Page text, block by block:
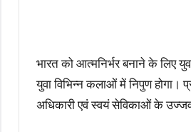
भारत को आत्मनिर्भर बनाने के लिए
युवा विभिन्न कलाओं में निपुण होगा।
अधिकारी एवं स्वयं सेविकाओं के